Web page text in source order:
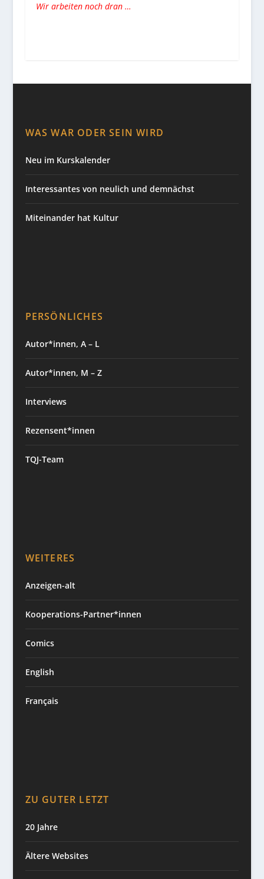
Wir arbeiten noch dran …
WAS WAR ODER SEIN WIRD
Neu im Kurskalender
Interessantes von neulich und demnächst
Miteinander hat Kultur
PERSÖNLICHES
Autor*innen, A – L
Autor*innen, M – Z
Interviews
Rezensent*innen
TQJ-Team
WEITERES
Anzeigen-alt
Kooperations-Partner*innen
Comics
English
Français
ZU GUTER LETZT
20 Jahre
Ältere Websites